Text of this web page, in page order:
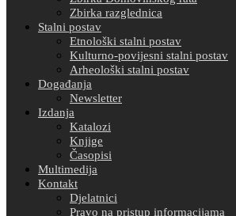
Zbirka razglednica
Stalni postav
Etnološki stalni postav
Kulturno-povijesni stalni postav
Arheološki stalni postav
Događanja
Newsletter
Izdanja
Katalozi
Knjige
Časopisi
Multimedija
Kontakt
Djelatnici
Pravo na pristup informacijama